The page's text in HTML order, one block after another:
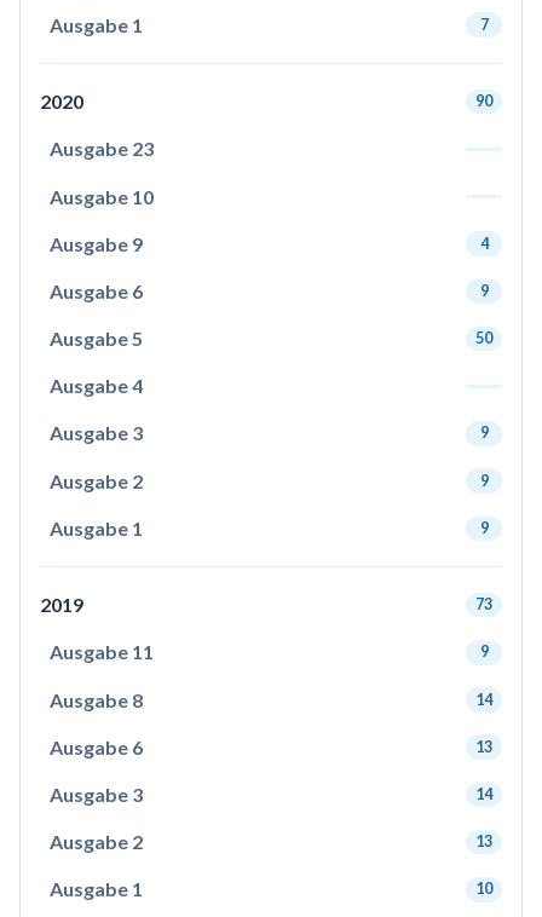
Ausgabe 1 7
2020 90
Ausgabe 23
Ausgabe 10
Ausgabe 9 4
Ausgabe 6 9
Ausgabe 5 50
Ausgabe 4
Ausgabe 3 9
Ausgabe 2 9
Ausgabe 1 9
2019 73
Ausgabe 11 9
Ausgabe 8 14
Ausgabe 6 13
Ausgabe 3 14
Ausgabe 2 13
Ausgabe 1 10